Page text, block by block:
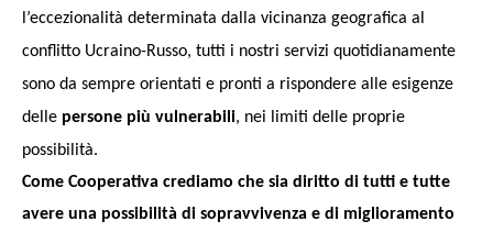
l’eccezionalità determinata dalla vicinanza geografica al
conflitto Ucraino-Russo, tutti i nostri servizi quotidianamente
sono da sempre orientati e pronti a rispondere alle esigenze
delle persone più vulnerabili, nei limiti delle proprie
possibilità.
Come Cooperativa crediamo che sia diritto di tutti e tutte
avere una possibilità di sopravvivenza e di miglioramento